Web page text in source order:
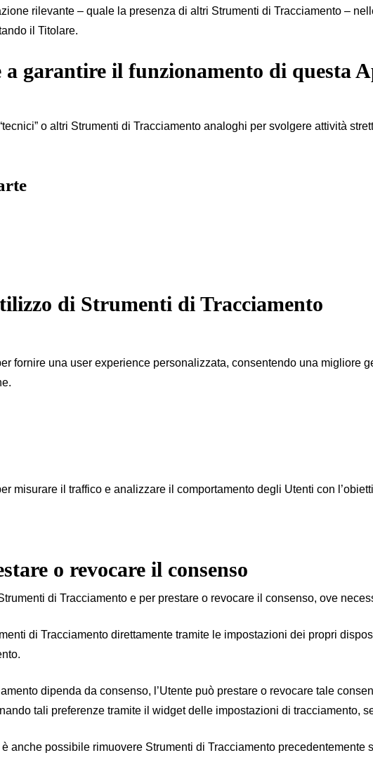
rilevante – quale la presenza di altri Strumenti di Tracciamento –
il Titolare.
garantire il funzionamento di questa
o altri Strumenti di Tracciamento analoghi per svolgere attività
di Strumenti di Tracciamento
fornire una user experience personalizzata, consentendo una migliore
misurare il traffico e analizzare il comportamento degli Utenti con
o revocare il consenso
di Tracciamento e per prestare o revocare il consenso, ove
di Tracciamento direttamente tramite le impostazioni dei propri
dipenda da consenso, l’Utente può prestare o revocare tale
tali preferenze tramite il widget delle impostazioni di tracciamento,
anche possibile rimuovere Strumenti di Tracciamento precedentemente